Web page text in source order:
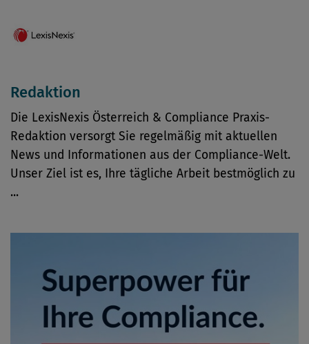
Redaktion
Die LexisNexis Österreich & Compliance Praxis-
Redaktion versorgt Sie regelmäßig mit aktuellen
News und Informationen aus der Compliance-Welt.
Unser Ziel ist es, Ihre tägliche Arbeit bestmöglich zu
...